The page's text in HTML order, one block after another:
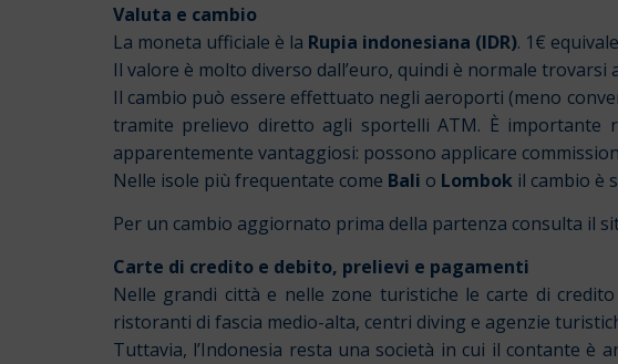
Valuta e cambio
La moneta ufficiale è la Rupia indonesiana (IDR). 1€
Il valore è molto diverso dall’euro, quindi è normale
Il cambio può essere effettuato negli aeroporti (meno
tramite prelievo diretto agli sportelli ATM. È importante
apparentemente vantaggiosi: possono applicare
Nelle isole più frequentate come Bali o Lombok il cambio è
Per un cambio aggiornato prima della partenza consulta il
Carte di credito e debito, prelievi e pagamenti
Nelle grandi città e nelle zone turistiche le carte di
ristoranti di fascia medio-alta, centri diving e agenzie
Tuttavia, l’Indonesia resta una società in cui il contante